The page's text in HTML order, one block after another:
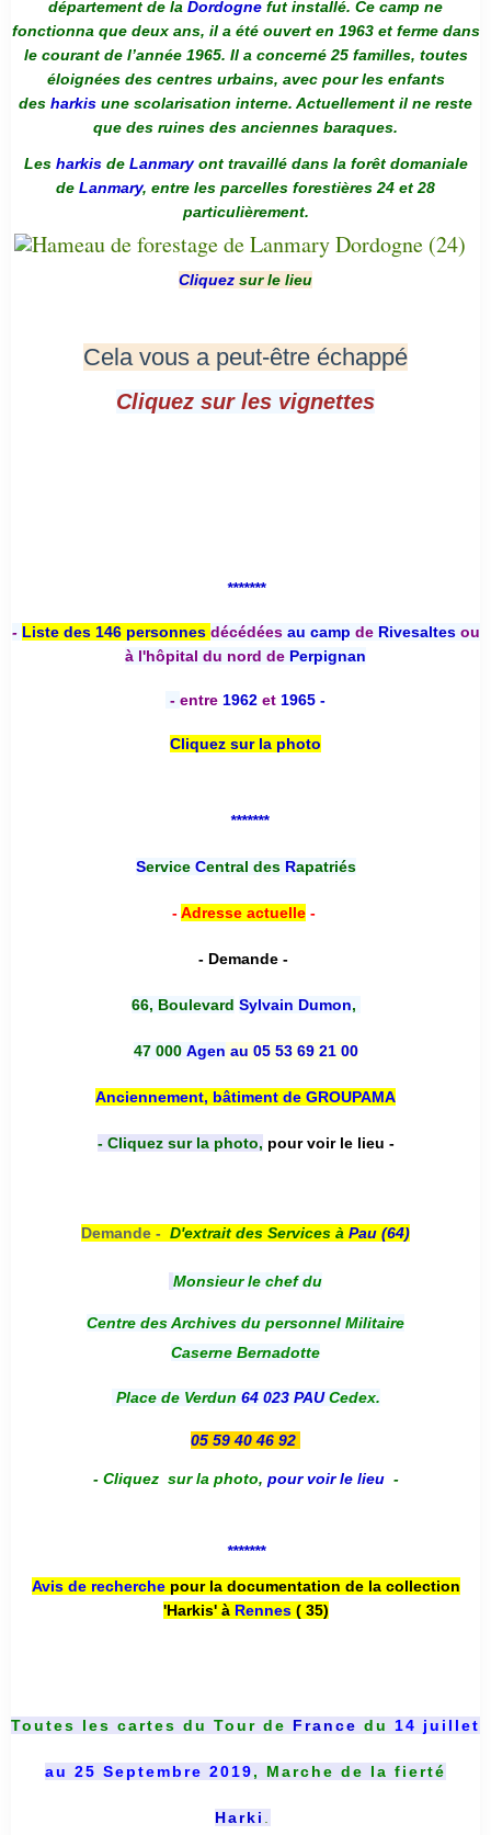
département de la Dordogne fut installé. Ce camp ne
fonctionna que deux ans, il a été ouvert en 1963 et ferme dans
le courant de l’année 1965. Il a concerné 25 familles, toutes
éloignées des centres urbains, avec pour les enfants
des harkis une scolarisation interne. Actuellement il ne reste
que des ruines des anciennes baraques.
Les harkis de Lanmaryont travaillé dans la forêt domaniale
de Lanmary, entre les parcelles forestières 24 et 28
particulièrement.
Cliquez sur le lieu
Cela vous a peut-être échappé
Cliquez sur les vignettes
*******
- Liste des 146 personnes décédées au camp deRivesaltesou
à l'hôpital du nord de Perpignan
- entre 1962 et 1965 -
Cliquez sur la photo
*******
Service Central desRapatriés
-Adresse actuelle-
- Demande -
66, Boulevard Sylvain Dumon,
47 000 Agen au 05 53 69 21 00
Anciennement, bâtiment de GROUPAMA
- Cliquez sur la photo, pour voir le lieu -
Demande - D'extrait des Services à Pau (64)
Monsieur le chef du
Centre des Archives du personnel Militaire
Caserne Bernadotte
Place de Verdun 64 023 PAUCedex.
05 59 40 46 92
- Cliquez sur la photo, pour voir le lieu -
*******
Avis de recherche pour la documentation de la collection
'Harkis' à Rennes( 35)
Toutes les cartes du Tour de France du 14 juillet
au 25 Septembre 2019, Marche de la fierté
Harki